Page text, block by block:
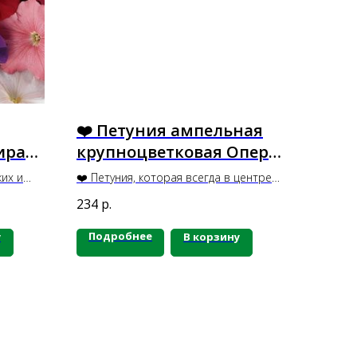
и
❤️ Петуния ампельная
крупноцветковая Опера
Суприм Ред, 5 шт
❤️ Петуния, которая всегда в центре
234 р.
Подробнее В корзину